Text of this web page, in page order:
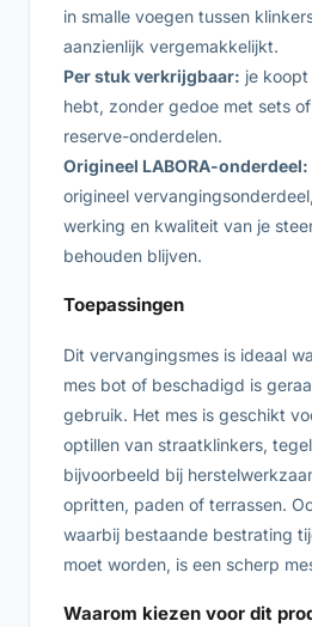
in smalle voegen tussen
aanzienlijk vergemakkelijkt.
Per stuk verkrijgbaar: je
hebt, zonder gedoe met sets
reserve-onderdelen.
Origineel LABORA-onderdeel:
origineel
werking en kwaliteit van je
behouden blijven.
Toepassingen
Dit vervangingsmes is ideaal
mes bot of beschadigd is
gebruik. Het mes is geschikt
optillen van straatklinkers,
bijvoorbeeld bij
opritten, paden of terrassen.
waarbij bestaande bestrating
moet worden, is een scherp
Waarom kiezen voor dit